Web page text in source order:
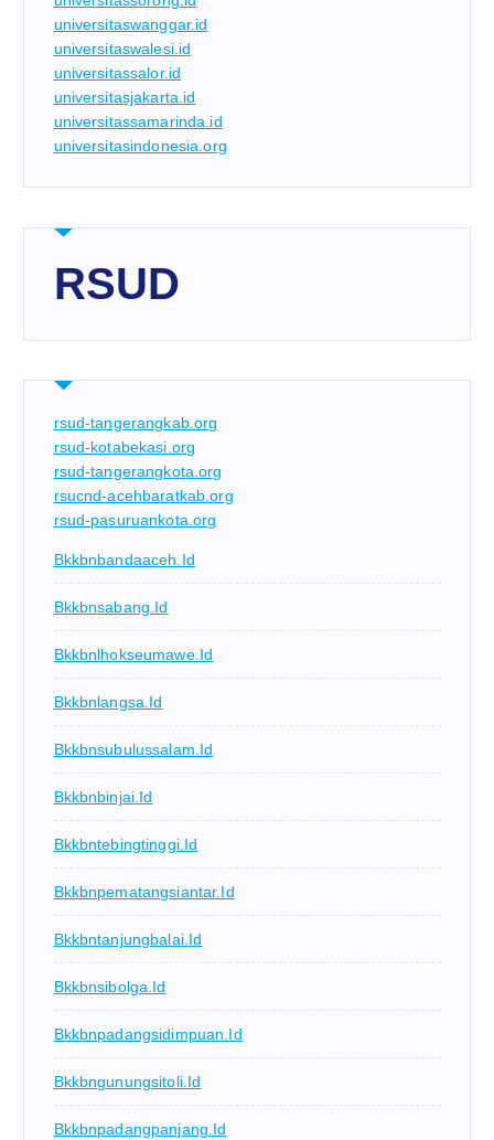
universitaswanggar.id
universitaswalesi.id
universitassalor.id
universitasjakarta.id
universitassamarinda.id
universitasindonesia.org
RSUD
rsud-tangerangkab.org
rsud-kotabekasi.org
rsud-tangerangkota.org
rsucnd-acehbaratkab.org
rsud-pasuruankota.org
Bkkbnbandaaceh.id
Bkkbnsabang.id
Bkkbnlhokseumawe.id
Bkkbnlangsa.id
Bkkbnsubulussalam.id
Bkkbnbinjai.id
Bkkbntebingtinggi.id
Bkkbnpematangsiantar.id
Bkkbntanjungbalai.id
Bkkbnsibolga.id
Bkkbnpadangsidimpuan.id
Bkkbngunungsitoli.id
Bkkbnpadangpanjang.id